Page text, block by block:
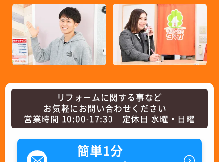
リフォームに関する事など
お気軽にお問い合わせください
営業時間 10:00-17:30 定休日 水曜・日曜
簡単1分